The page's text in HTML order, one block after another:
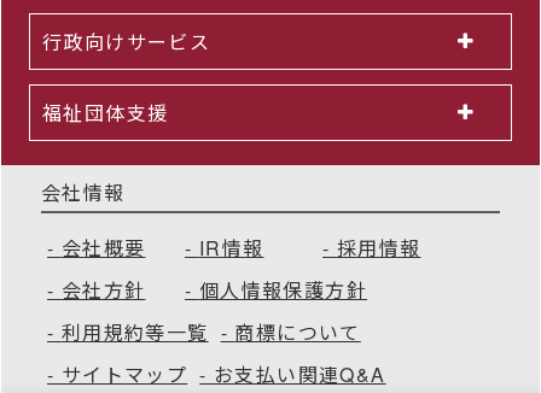
行政向けサービス
福祉団体支援
会社情報
会社概要
IR情報
採用情報
会社方針
個人情報保護方針
利用規約等一覧
商標について
サイトマップ
お支払い関連Q&A